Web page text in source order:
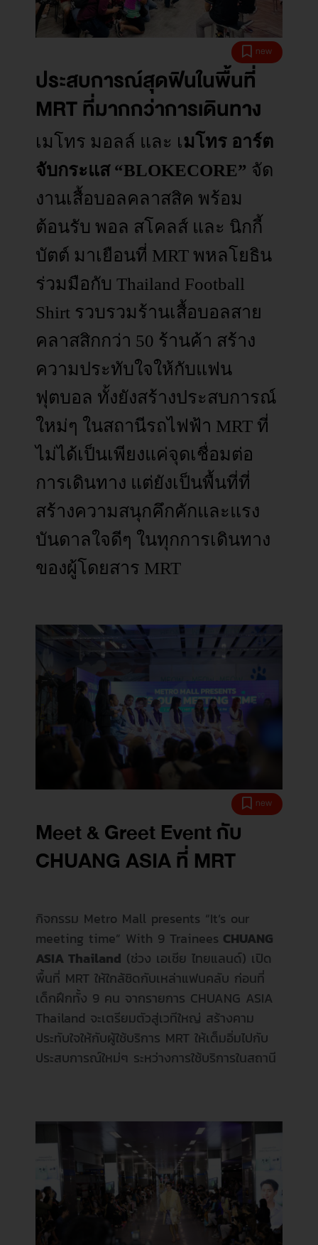
new
ประสบการณ์สุดฟินในพื้นที่
MRT ที่มากกว่าการเดินทาง
เมโทร มอลล์ และ เมโทร อาร์ต
จับกระแส “BLOKECORE” จัด
งานเสื้อบอลคลาสสิค พร้อม
ต้อนรับ พอล สโคลส์ และ นิกกี้
บัตต์ มาเยือนที่ MRT พหลโยธิน
ร่วมมือกับ Thailand Football
Shirt รวบรวมร้านเสื้อบอลสาย
คลาสสิกกว่า 50 ร้านค้า สร้าง
ความประทับใจให้กับแฟน
ฟุตบอล ทั้งยังสร้างประสบการณ์
ใหม่ๆ ในสถานีรถไฟฟ้า MRT ที่
ไม่ได้เป็นเพียงแค่จุดเชื่อมต่อ
การเดินทาง แต่ยังเป็นพื้นที่ที่
สร้างความสนุกคึกคักและแรง
บันดาลใจดีๆ ในทุกการเดินทาง
ของผู้โดยสาร MRT
new
Meet & Greet Event กับ
CHUANG ASIA ที่ MRT
กิจกรรม Metro Mall presents “It’s our
meeting time” With 9 Trainees CHUANG
ASIA Thailand (ช่วง เอเชีย ไทยแลนด์) เปิด
พื้นที่ MRT ให้ใกล้ชิดกับเหล่าแฟนคลับ ก่อนที่
เด็กฝึกทั้ง 9 คน จากรายการ CHUANG ASIA
Thailand จะเตรียมตัวสู่เวทีใหญ่ สร้างคาม
ประทับใจให้กับผู้ใช้บริการ MRT ให้เต็มอิ่มไปกับ
ประสบการณ์ใหม่ๆ ระหว่างการใช้บริการในสถานี